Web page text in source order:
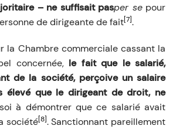
– ne suffisait pasper sepour
de dirigeante de fait[7].
la Chambre commerciale cassant la
concernée, le fait que le salarié,
de la société, perçoive un salaire
élevé que le dirigeant de droit, ne
à démontrer que ce salarié avait
société[8]. Sanctionnant pareillement